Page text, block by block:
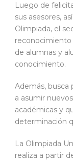
Luego de
sus asesores,
Olimpiada, el
reconocimiento
de alumnas y
conocimiento.
Además, busca
a asumir
académicas y
determinación
La Olimpiada
realiza a partir